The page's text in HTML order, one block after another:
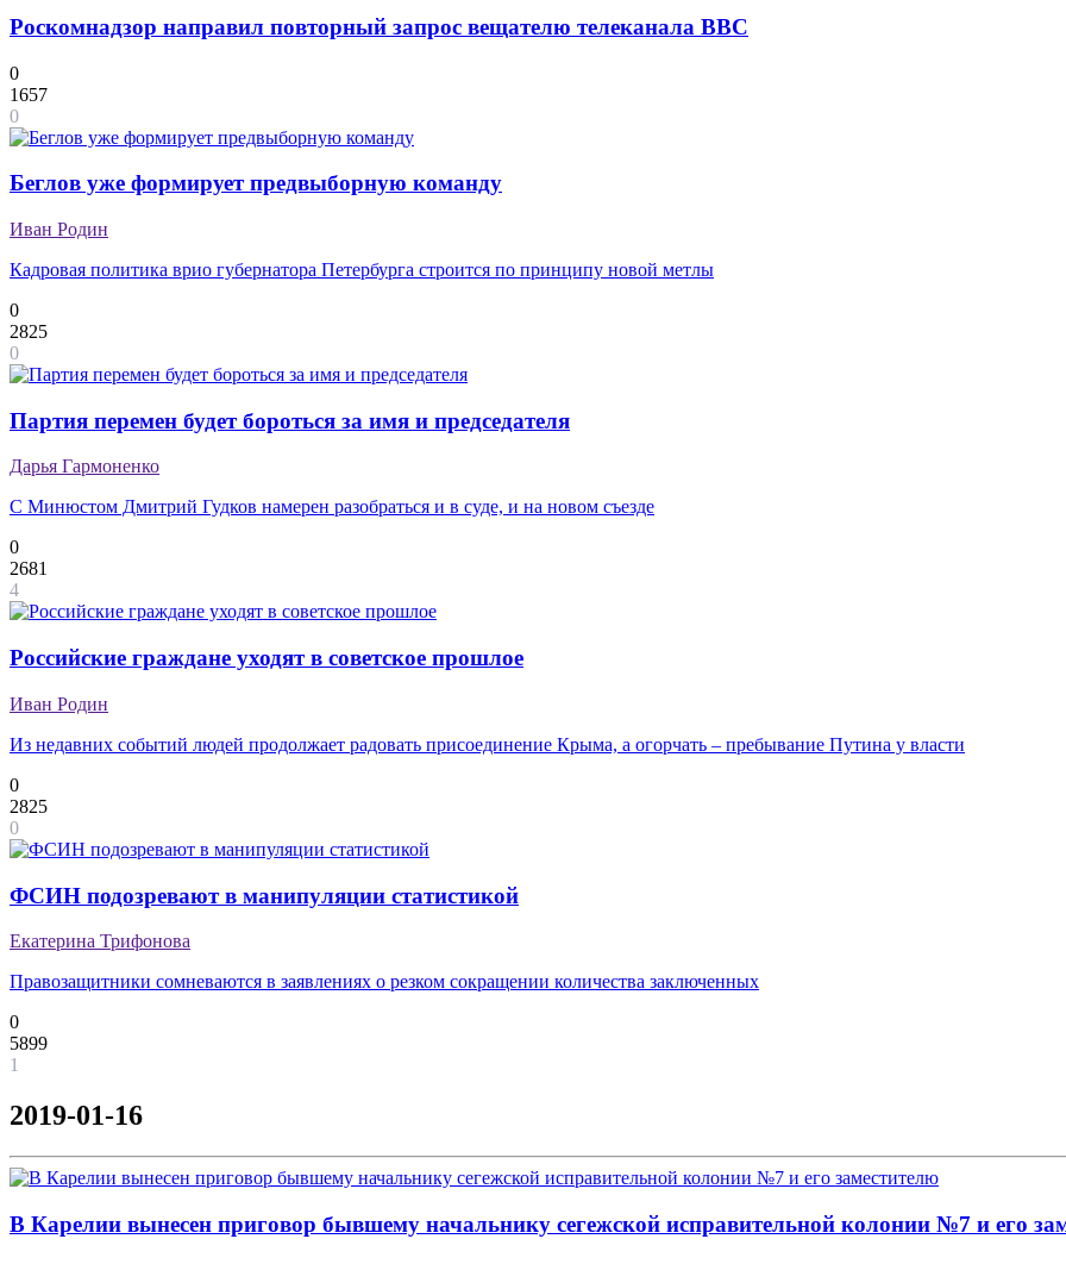
Роскомнадзор направил повторный запрос вещателю телеканала BBC
0
1657
0
Беглов уже формирует предвыборную команду
Иван Родин
Кадровая политика врио губернатора Петербурга строится по принципу новой метлы
0
2825
0
Партия перемен будет бороться за имя и председателя
Дарья Гармоненко
С Минюстом Дмитрий Гудков намерен разобраться и в суде, и на новом съезде
0
2681
4
Российские граждане уходят в советское прошлое
Иван Родин
Из недавних событий людей продолжает радовать присоединение Крыма, а огорчать – пребывание Путина у власти
0
2825
0
ФСИН подозревают в манипуляции статистикой
Екатерина Трифонова
Правозащитники сомневаются в заявлениях о резком сокращении количества заключенных
0
5899
1
2019-01-16
В Карелии вынесен приговор бывшему начальнику сегежской исправительной колонии №7 и его